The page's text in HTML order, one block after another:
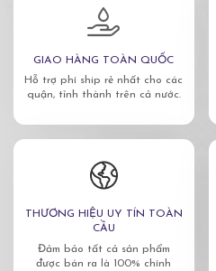
GIAO HÀNG TOÀN QUỐC
Hỗ trợ phí ship rẻ nhất cho các
quận, tỉnh thành trên cả nước.
THƯƠNG HIỆU UY TÍN TOÀN
CẦU
Đảm bảo tất cả sản phẩm
được bán ra là 100% chính